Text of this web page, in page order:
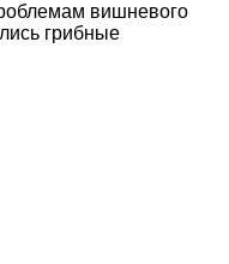
вишневого
грибные